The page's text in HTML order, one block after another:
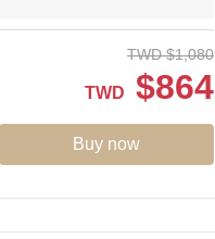
TWD $1,080
TWD $864
Buy now